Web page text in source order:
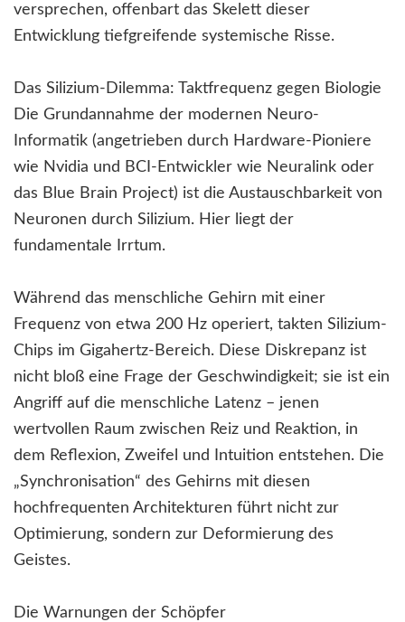
versprechen, offenbart das Skelett dieser
Entwicklung tiefgreifende systemische Risse.
Das Silizium-Dilemma: Taktfrequenz gegen Biologie
Die Grundannahme der modernen Neuro-
Informatik (angetrieben durch Hardware-Pioniere
wie Nvidia und BCI-Entwickler wie Neuralink oder
das Blue Brain Project) ist die Austauschbarkeit von
Neuronen durch Silizium. Hier liegt der
fundamentale Irrtum.
Während das menschliche Gehirn mit einer
Frequenz von etwa 200 Hz operiert, takten Silizium-
Chips im Gigahertz-Bereich. Diese Diskrepanz ist
nicht bloß eine Frage der Geschwindigkeit; sie ist ein
Angriff auf die menschliche Latenz – jenen
wertvollen Raum zwischen Reiz und Reaktion, in
dem Reflexion, Zweifel und Intuition entstehen. Die
„Synchronisation“ des Gehirns mit diesen
hochfrequenten Architekturen führt nicht zur
Optimierung, sondern zur Deformierung des
Geistes.
Die Warnungen der Schöpfer